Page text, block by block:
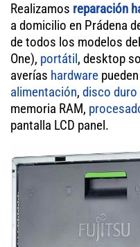
Realizamos reparación
a domicilio en Prádena
de todos los modelos
One), portátil, desktop
averías hardware
alimentación, disco duro
memoria RAM,
pantalla LCD panel.